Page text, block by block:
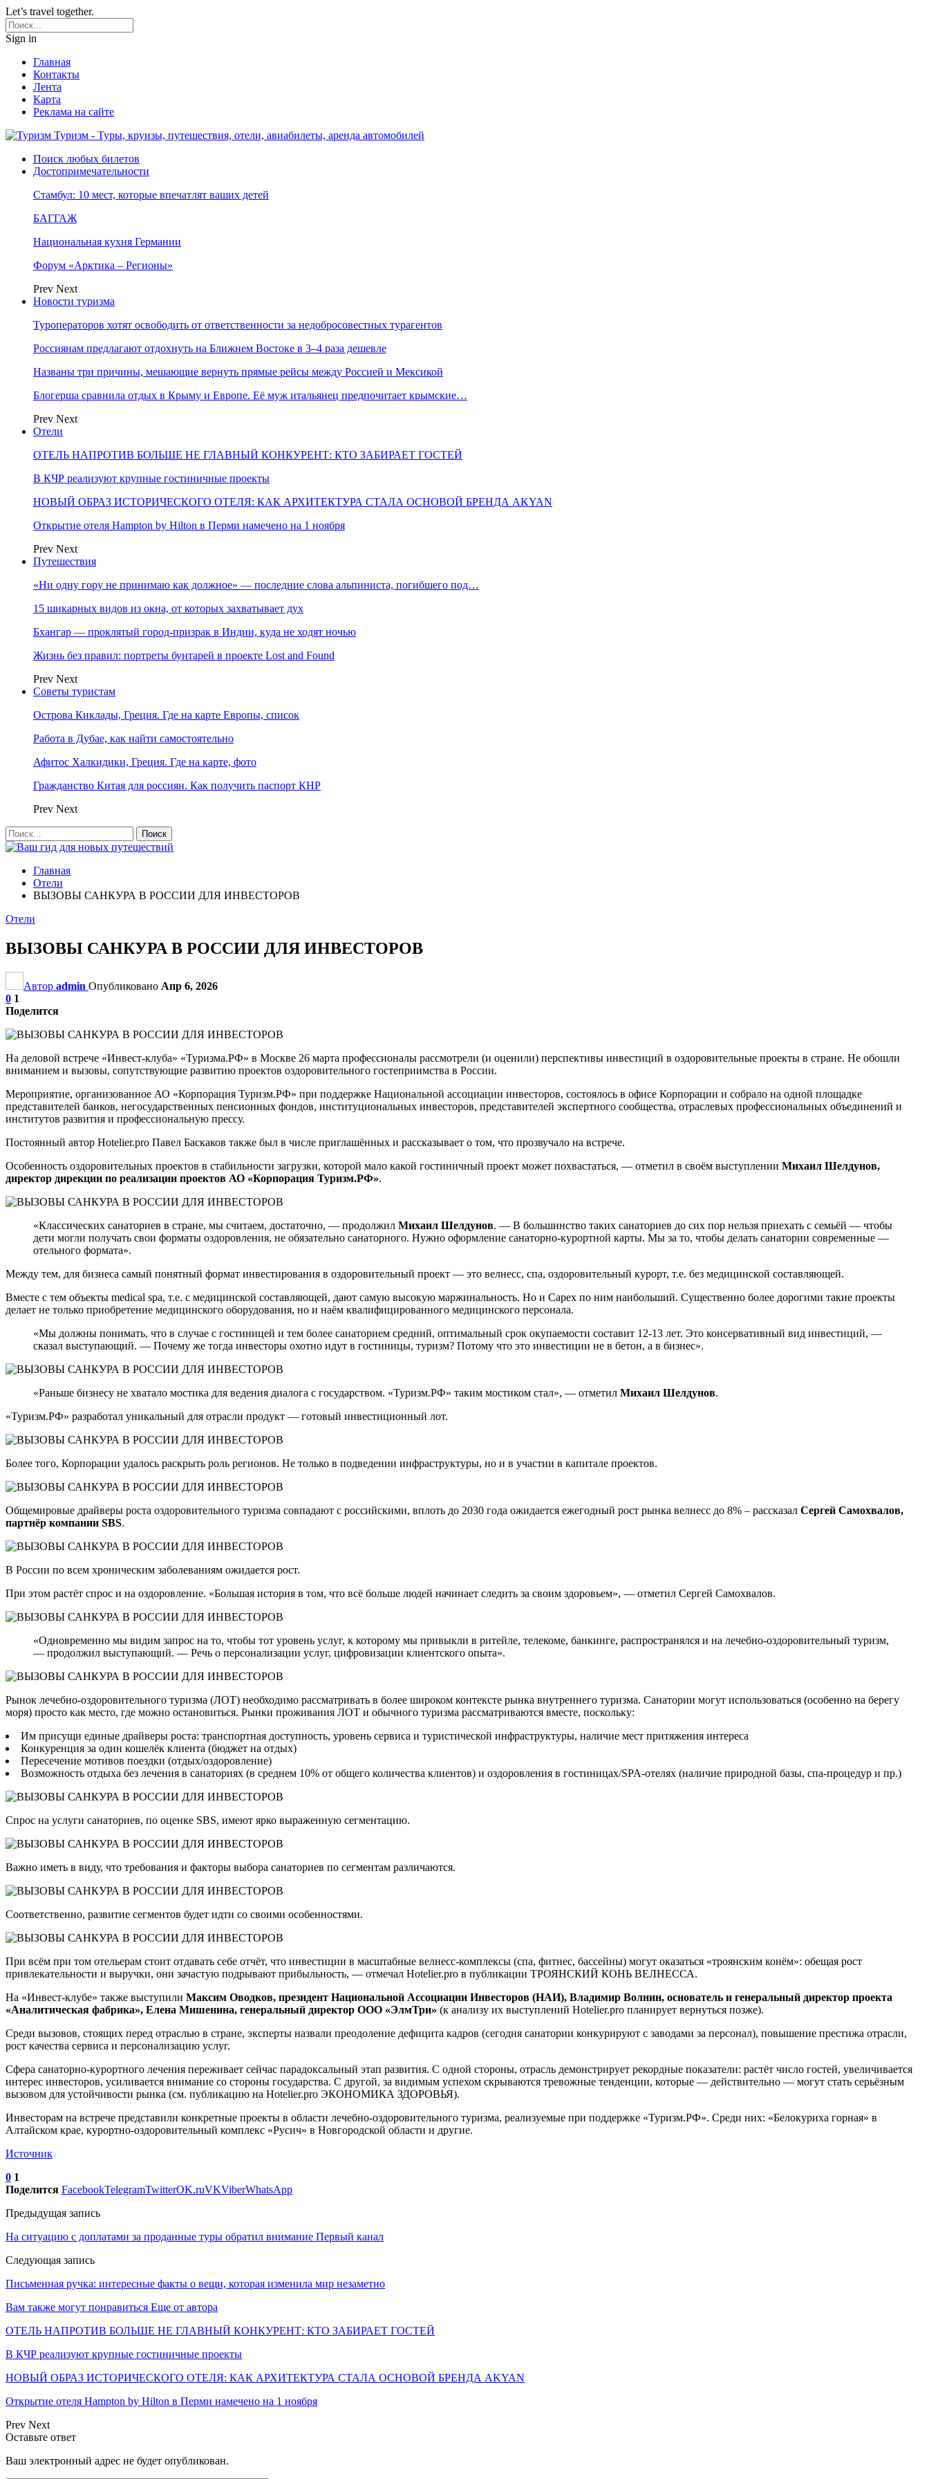
Let’s travel together.
Sign in
Главная
Контакты
Лента
Карта
Реклама на сайте
Туризм - Туры, круизы, путешествия, отели, авиабилеты, аренда автомобилей
Поиск любых билетов
Достопримечательности
Стамбул: 10 мест, которые впечатлят ваших детей
БАГГАЖ
Национальная кухня Германии
Форум «Арктика – Регионы»
Prev Next
Новости туризма
Туроператоров хотят освободить от ответственности за недобросовестных турагентов
Россиянам предлагают отдохнуть на Ближнем Востоке в 3–4 раза дешевле
Названы три причины, мешающие вернуть прямые рейсы между Россией и Мексикой
Блогерша сравнила отдых в Крыму и Европе. Её муж итальянец предпочитает крымские…
Prev Next
Отели
ОТЕЛЬ НАПРОТИВ БОЛЬШЕ НЕ ГЛАВНЫЙ КОНКУРЕНТ: КТО ЗАБИРАЕТ ГОСТЕЙ
В КЧР реализуют крупные гостиничные проекты
НОВЫЙ ОБРАЗ ИСТОРИЧЕСКОГО ОТЕЛЯ: КАК АРХИТЕКТУРА СТАЛА ОСНОВОЙ БРЕНДА AKYAN
Открытие отеля Hampton by Hilton в Перми намечено на 1 ноября
Prev Next
Путешествия
«Ни одну гору не принимаю как должное» — последние слова альпиниста, погибшего под…
15 шикарных видов из окна, от которых захватывает дух
Бхангар — проклятый город-призрак в Индии, куда не ходят ночью
Жизнь без правил: портреты бунтарей в проекте Lost and Found
Prev Next
Советы туристам
Острова Киклады, Греция. Где на карте Европы, список
Работа в Дубае, как найти самостоятельно
Афитос Халкидики, Греция. Где на карте, фото
Гражданство Китая для россиян. Как получить паспорт КНР
Prev Next
Главная
Отели
ВЫЗОВЫ САНКУРА В РОССИИ ДЛЯ ИНВЕСТОРОВ
Отели
ВЫЗОВЫ САНКУРА В РОССИИ ДЛЯ ИНВЕСТОРОВ
Автор admin Опубликовано Апр 6, 2026
0 1
Поделится
На деловой встрече «Инвест-клуба» «Туризма.РФ» в Москве 26 марта профессионалы рассмотрели (и оценили) перспективы инвестиций в оздоровительные проекты в стране. Не обошли
вниманием и вызовы, сопутствующие развитию проектов оздоровительного гостеприимства в России.
Мероприятие, организованное АО «Корпорация Туризм.РФ» при поддержке Национальной ассоциации инвесторов, состоялось в офисе Корпорации и собрало на одной площадке
представителей банков, негосударственных пенсионных фондов, институциональных инвесторов, представителей экспертного сообщества, отраслевых профессиональных объединений и
институтов развития и профессиональную прессу.
Постоянный автор Hotelier.pro Павел Баскаков также был в числе приглашённых и рассказывает о том, что прозвучало на встрече.
Особенность оздоровительных проектов в стабильности загрузки, которой мало какой гостиничный проект может похвастаться, — отметил в своём выступлении Михаил Шелдунов,
директор дирекции по реализации проектов АО «Корпорация Туризм.РФ».
«Классических санаториев в стране, мы считаем, достаточно, — продолжил Михаил Шелдунов. — В большинство таких санаториев до сих пор нельзя приехать с семьёй — чтобы
дети могли получать свои форматы оздоровления, не обязательно санаторного. Нужно оформление санаторно-курортной карты. Мы за то, чтобы делать санатории современные —
отельного формата».
Между тем, для бизнеса самый понятный формат инвестирования в оздоровительный проект — это велнесс, спа, оздоровительный курорт, т.е. без медицинской составляющей.
Вместе с тем объекты medical spa, т.е. с медицинской составляющей, дают самую высокую маржинальность. Но и Capex по ним наибольший. Существенно более дорогими такие проекты
делает не только приобретение медицинского оборудования, но и наём квалифицированного медицинского персонала.
«Мы должны понимать, что в случае с гостиницей и тем более санаторием средний, оптимальный срок окупаемости составит 12-13 лет. Это консервативный вид инвестиций, —
сказал выступающий. — Почему же тогда инвесторы охотно идут в гостиницы, туризм? Потому что это инвестиции не в бетон, а в бизнес».
«Раньше бизнесу не хватало мостика для ведения диалога с государством. «Туризм.РФ» таким мостиком стал», — отметил Михаил Шелдунов.
«Туризм.РФ» разработал уникальный для отрасли продукт — готовый инвестиционный лот.
Более того, Корпорации удалось раскрыть роль регионов. Не только в подведении инфраструктуры, но и в участии в капитале проектов.
Общемировые драйверы роста оздоровительного туризма совпадают с российскими, вплоть до 2030 года ожидается ежегодный рост рынка велнесс до 8% – рассказал Сергей Самохвалов,
партнёр компании SBS.
В России по всем хроническим заболеваниям ожидается рост.
При этом растёт спрос и на оздоровление. «Большая история в том, что всё больше людей начинает следить за своим здоровьем», — отметил Сергей Самохвалов.
«Одновременно мы видим запрос на то, чтобы тот уровень услуг, к которому мы привыкли в ритейле, телекоме, банкинге, распространялся и на лечебно-оздоровительный туризм,
— продолжил выступающий. — Речь о персонализации услуг, цифровизации клиентского опыта».
Рынок лечебно-оздоровительного туризма (ЛОТ) необходимо рассматривать в более широком контексте рынка внутреннего туризма. Санатории могут использоваться (особенно на берегу
моря) просто как место, где можно остановиться. Рынки проживания ЛОТ и обычного туризма рассматриваются вместе, поскольку:
Им присущи единые драйверы роста: транспортная доступность, уровень сервиса и туристической инфраструктуры, наличие мест притяжения интереса
Конкуренция за один кошелёк клиента (бюджет на отдых)
Пересечение мотивов поездки (отдых/оздоровление)
Возможность отдыха без лечения в санаториях (в среднем 10% от общего количества клиентов) и оздоровления в гостиницах/SPA-отелях (наличие природной базы, спа-процедур и пр.)
Спрос на услуги санаториев, по оценке SBS, имеют ярко выраженную сегментацию.
Важно иметь в виду, что требования и факторы выбора санаториев по сегментам различаются.
Соответственно, развитие сегментов будет идти со своими особенностями.
При всём при том отельерам стоит отдавать себе отчёт, что инвестиции в масштабные велнесс-комплексы (спа, фитнес, бассейны) могут оказаться «троянским конём»: обещая рост
привлекательности и выручки, они зачастую подрывают прибыльность, — отмечал Hotelier.pro в публикации ТРОЯНСКИЙ КОНЬ ВЕЛНЕССА.
На «Инвест-клубе» также выступили Максим Оводков, президент Национальной Ассоциации Инвесторов (НАИ), Владимир Волнин, основатель и генеральный директор проекта
«Аналитическая фабрика», Елена Мишенина, генеральный директор ООО «ЭлмТри» (к анализу их выступлений Hotelier.pro планирует вернуться позже).
Среди вызовов, стоящих перед отраслью в стране, эксперты назвали преодоление дефицита кадров (сегодня санатории конкурируют с заводами за персонал), повышение престижа отрасли,
рост качества сервиса и персонализацию услуг.
Сфера санаторно-курортного лечения переживает сейчас парадоксальный этап развития. С одной стороны, отрасль демонстрирует рекордные показатели: растёт число гостей, увеличивается
интерес инвесторов, усиливается внимание со стороны государства. С другой, за видимым успехом скрываются тревожные тенденции, которые — действительно — могут стать серьёзным
вызовом для устойчивости рынка (см. публикацию на Hotelier.pro ЭКОНОМИКА ЗДОРОВЬЯ).
Инвесторам на встрече представили конкретные проекты в области лечебно-оздоровительного туризма, реализуемые при поддержке «Туризм.РФ». Среди них: «Белокуриха горная» в
Алтайском крае, курортно-оздоровительный комплекс «Русич» в Новгородской области и другие.
Источник
0 1
Поделится FacebookTelegramTwitterOK.ruVKViberWhatsApp
Предыдущая запись
На ситуацию с доплатами за проданные туры обратил внимание Первый канал
Следующая запись
Письменная ручка: интересные факты о вещи, которая изменила мир незаметно
Вам также могут понравиться Еще от автора
ОТЕЛЬ НАПРОТИВ БОЛЬШЕ НЕ ГЛАВНЫЙ КОНКУРЕНТ: КТО ЗАБИРАЕТ ГОСТЕЙ
В КЧР реализуют крупные гостиничные проекты
НОВЫЙ ОБРАЗ ИСТОРИЧЕСКОГО ОТЕЛЯ: КАК АРХИТЕКТУРА СТАЛА ОСНОВОЙ БРЕНДА AKYAN
Открытие отеля Hampton by Hilton в Перми намечено на 1 ноября
Prev Next
Оставьте ответ
Ваш электронный адрес не будет опубликован.